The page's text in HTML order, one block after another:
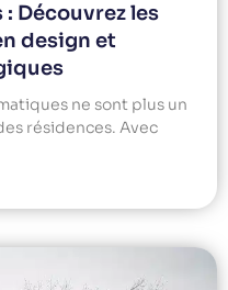
Découvrez les
design et
ne sont plus un
résidences. Avec